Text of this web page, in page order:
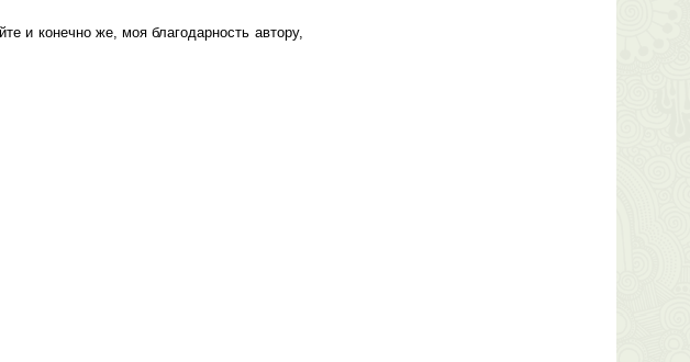
и конечно же, моя благодарность автору,